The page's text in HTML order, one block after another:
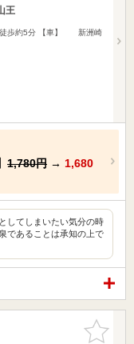
王
徒歩約5分 【車】 新洲崎
1,780円 → 1,680
してしまいたい気分の時
であることは承知の上で
お気に入
りに追加